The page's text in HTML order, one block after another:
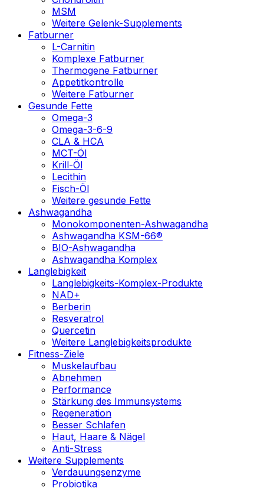
MSM
Weitere Gelenk-Supplements
Fatburner
L-Carnitin
Komplexe Fatburner
Thermogene Fatburner
Appetitkontrolle
Weitere Fatburner
Gesunde Fette
Omega-3
Omega-3-6-9
CLA & HCA
MCT-Öl
Krill-Öl
Lecithin
Fisch-Öl
Weitere gesunde Fette
Ashwagandha
Monokomponenten-Ashwagandha
Ashwagandha KSM-66®
BIO-Ashwagandha
Ashwagandha Komplex
Langlebigkeit
Langlebigkeits-Komplex-Produkte
NAD+
Berberin
Resveratrol
Quercetin
Weitere Langlebigkeitsprodukte
Fitness-Ziele
Muskelaufbau
Abnehmen
Performance
Stärkung des Immunsystems
Regeneration
Besser Schlafen
Haut, Haare & Nägel
Anti-Stress
Weitere Supplements
Verdauungsenzyme
Probiotika